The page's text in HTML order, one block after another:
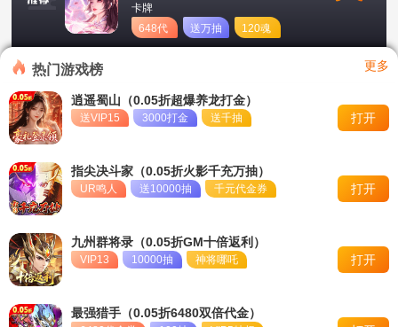
冠名活动
永久单日累充活动
卡牌
648代
币
送万抽
120魂
币
热门游戏榜 更多
逍遥蜀山（0.05折超爆养龙打金）
送VIP15 3000打金 送千抽 打开
指尖决斗家（0.05折火影千充万抽）
UR鸣人 送10000抽 千元代金券 打开
九州群将录（0.05折GM十倍返利）
VIP13 10000抽 神将哪吒 打开
最强猎手（0.05折6480双倍代金）